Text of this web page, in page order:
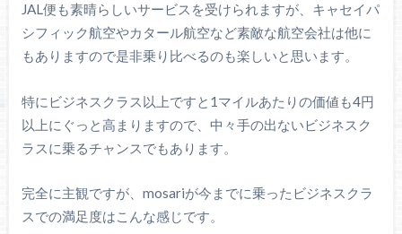
JAL便も素晴らしいサービスを受けられますが、キャセイパ
シフィック航空やカタール航空など素敵な航空会社は他に
もありますので是非乗り比べるのも楽しいと思います。
特にビジネスクラス以上ですと1マイルあたりの価値も4円
以上にぐっと高まりますので、中々手の出ないビジネスク
ラスに乗るチャンスでもあります。
完全に主観ですが、mosariが今までに乗ったビジネスクラ
スでの満足度はこんな感じです。